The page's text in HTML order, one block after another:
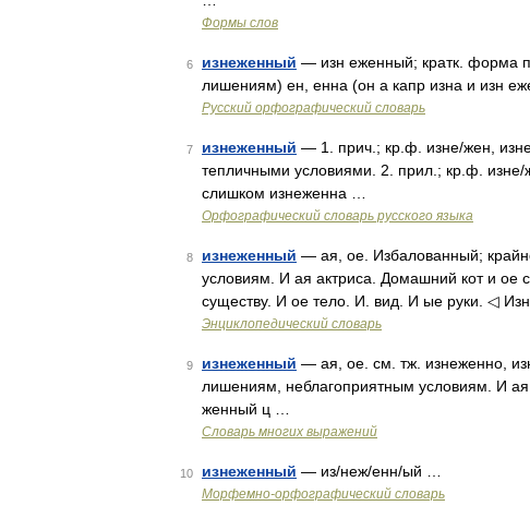
Формы слов
6 изнеженный — изн еженный; кратк. форма
лишениям) ен, енна (он а капр изна и изн
Русский орфографический словарь
7 изнеженный — 1. прич.; кр.ф. изне/жен,
тепличными условиями. 2. прил.; кр.ф.
слишком изнеженна …
Орфографический словарь русского языка
8 изнеженный — ая, ое. Избалованный;
условиям. И ая актриса. Домашний кот и ое
существу. И ое тело. И. вид. И ые руки. ◁
Энциклопедический словарь
9 изнеженный — ая, ое. см. тж. изнеженно,
лишениям, неблагоприятным условиям. И
женный ц …
Словарь многих выражений
10 изнеженный — из/неж/енн/ый …
Морфемно-орфографический словарь